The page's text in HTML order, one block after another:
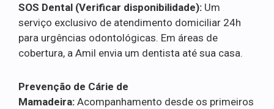
SOS Dental (Verificar disponibilidade): Um
serviço exclusivo de atendimento domiciliar 24h
para urgências odontológicas. Em áreas de
cobertura, a Amil envia um dentista até sua casa.
Prevenção de Cárie de
Mamadeira: Acompanhamento desde os primeiros